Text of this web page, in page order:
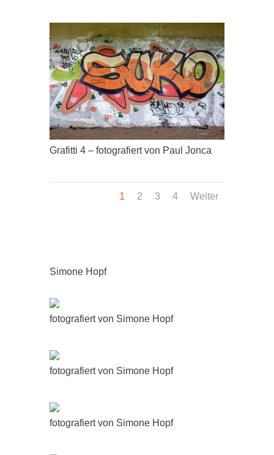
Grafitti 4 – fotografiert von Paul Jonca
1 2 3 4 Weiter
Simone Hopf
fotografiert von Simone Hopf
fotografiert von Simone Hopf
fotografiert von Simone Hopf